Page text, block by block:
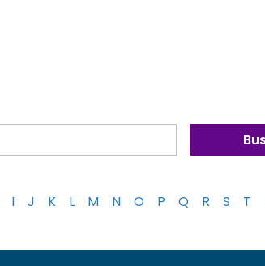
I J K L M N O P Q R S T